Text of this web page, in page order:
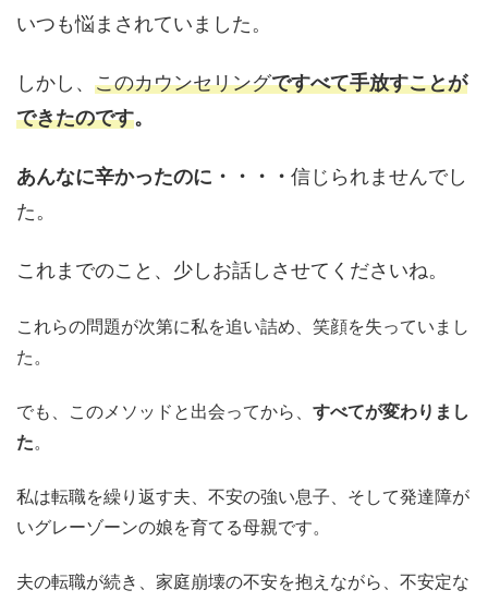
いつも悩まされていました。
しかし、 このカウンセリングですべて手放すことが
できたのです。
あんなに辛かったのに・・・・ 信じられませんでし
た。
これまでのこと、少しお話しさせてくださいね。
これらの問題が次第に私を追い詰め、笑顔を失っていまし
た。
でも、このメソッドと出会ってから、 すべてが変わりまし
た。
私は転職を繰り返す夫、不安の強い息子、そして発達障が
いグレーゾーンの娘を育てる母親です。
夫の転職が続き、家庭崩壊の不安を抱えながら、不安定な